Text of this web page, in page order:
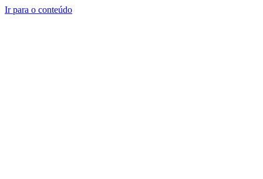
Ir para o conteúdo